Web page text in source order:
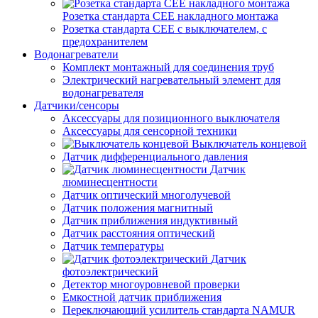
Розетка стандарта СЕЕ накладного монтажа
Розетка стандарта СЕЕ с выключателем, с
предохранителем
Водонагреватели
Комплект монтажный для соединения труб
Электрический нагревательный элемент для
водонагревателя
Датчики/сенсоры
Аксессуары для позиционного выключателя
Аксессуары для сенсорной техники
Выключатель концевой
Датчик дифференциального давления
Датчик
люминесцентности
Датчик оптический многолучевой
Датчик положения магнитный
Датчик приближения индуктивный
Датчик расстояния оптический
Датчик температуры
Датчик
фотоэлектрический
Детектор многоуровневой проверки
Емкостной датчик приближения
Переключающий усилитель стандарта NAMUR